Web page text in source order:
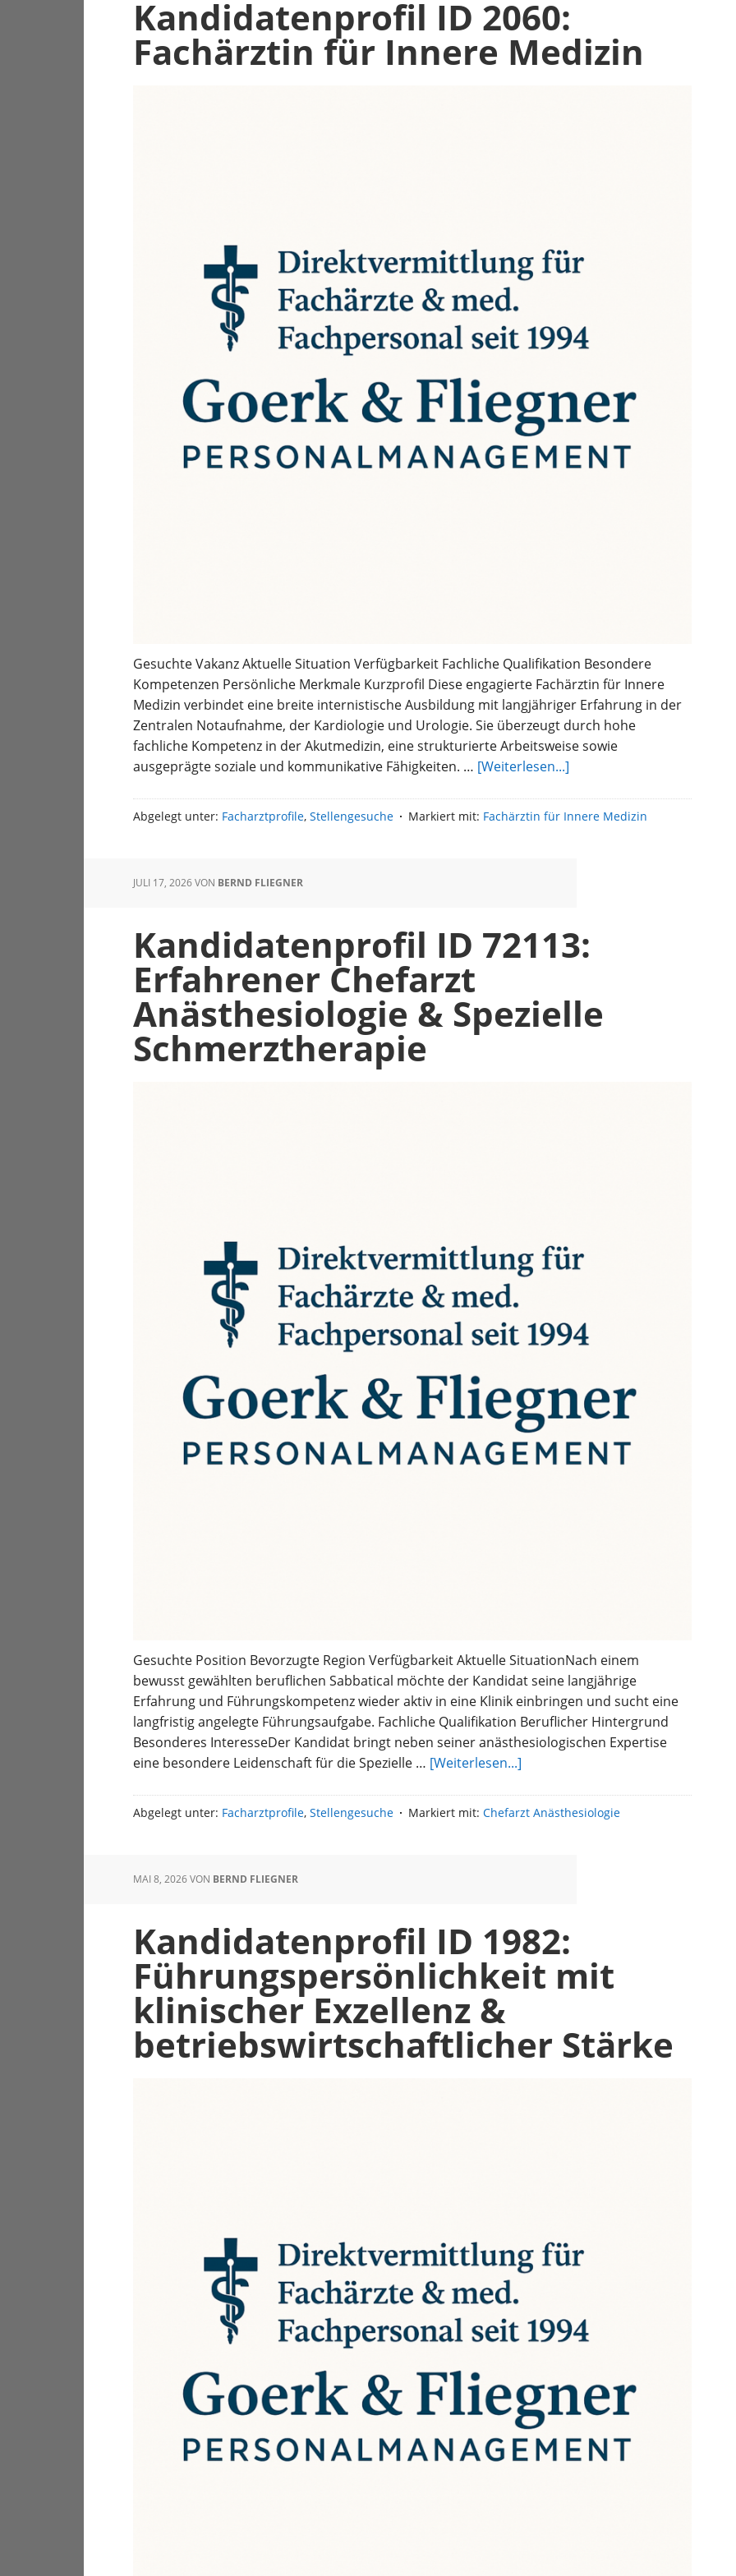
Kandidatenprofil ID 2060:
Fachärztin für Innere Medizin
Gesuchte Vakanz Aktuelle Situation Verfügbarkeit Fachliche Qualifikation Besondere
Kompetenzen Persönliche Merkmale Kurzprofil Diese engagierte Fachärztin für Innere
Medizin verbindet eine breite internistische Ausbildung mit langjähriger Erfahrung in der
Zentralen Notaufnahme, der Kardiologie und Urologie. Sie überzeugt durch hohe
fachliche Kompetenz in der Akutmedizin, eine strukturierte Arbeitsweise sowie
ausgeprägte soziale und kommunikative Fähigkeiten. … [Weiterlesen...]
Abgelegt unter: Facharztprofile, Stellengesuche Markiert mit: Fachärztin für Innere Medizin
JULI 17, 2026VON BERND FLIEGNER
Kandidatenprofil ID 72113:
Erfahrener Chefarzt
Anästhesiologie & Spezielle
Schmerztherapie
Gesuchte Position Bevorzugte Region Verfügbarkeit Aktuelle SituationNach einem
bewusst gewählten beruflichen Sabbatical möchte der Kandidat seine langjährige
Erfahrung und Führungskompetenz wieder aktiv in eine Klinik einbringen und sucht eine
langfristig angelegte Führungsaufgabe. Fachliche Qualifikation Beruflicher Hintergrund
Besonderes InteresseDer Kandidat bringt neben seiner anästhesiologischen Expertise
eine besondere Leidenschaft für die Spezielle … [Weiterlesen...]
Schmerztherapie
Abgelegt unter: Facharztprofile, Stellengesuche Markiert mit: Chefarzt Anästhesiologie
MAI 8, 2026VON BERND FLIEGNER
Kandidatenprofil ID 1982:
Führungspersönlichkeit mit
klinischer Exzellenz &
betriebswirtschaftlicher Stärke